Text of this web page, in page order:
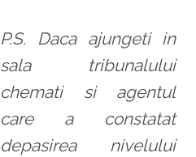
P.S. Daca ajungeti in
sala tribunalului
chemati si agentul
care a constatat
depasirea nivelului